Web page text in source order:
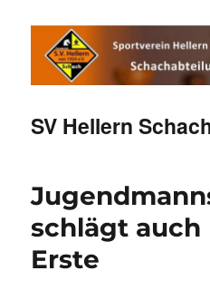
SV Hellern
schlägt auch
Erste